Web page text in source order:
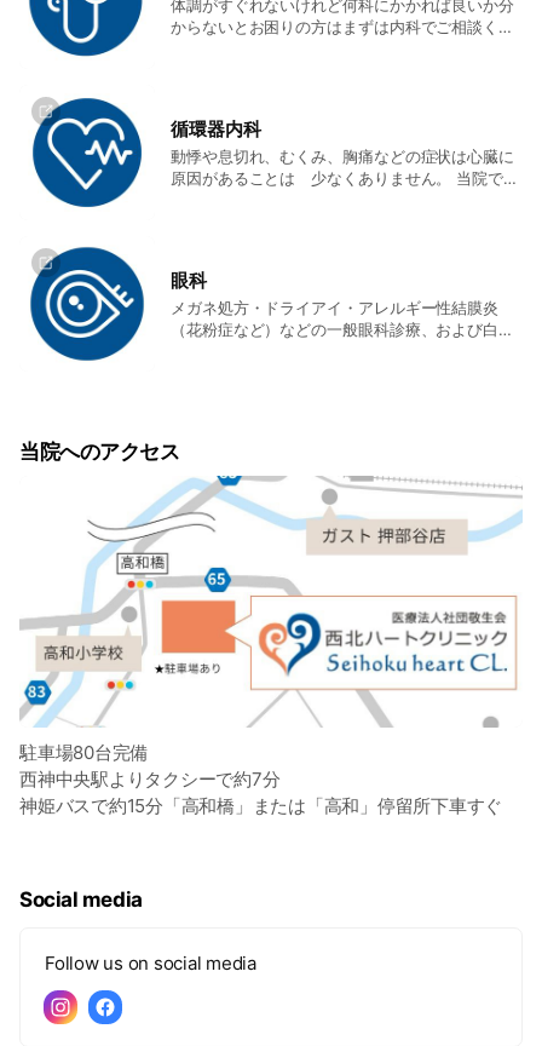
体調がすぐれないけれど何科にかかれば良いか分
からないとお困りの方はまずは内科でご相談くだ
循環器内科
動悸や息切れ、むくみ、胸痛などの症状は心臓に
原因があることは 少なくありません。 当院では
眼科
メガネ処方・ドライアイ・アレルギー性結膜炎
（花粉症など）などの一般眼科診療、および白内
当院へのアクセス
駐車場80台完備
西神中央駅よりタクシーで約7分
神姫バスで約15分「高和橋」または「高和」停留所下車すぐ
Social media
Follow us on social media